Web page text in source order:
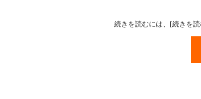
続きを読むには、[続きを